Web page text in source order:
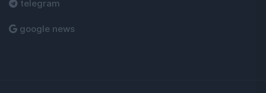
telegram
google news